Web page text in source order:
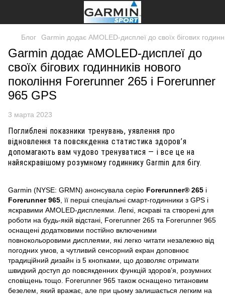
Блог Garmin додає AMOLED-дисплеї до своїх бігових
Garmin додає AMOLED-дисплеї до
своїх бігових годинників нового
покоління Forerunner 265 і Forerunner
965 GPS
3 марта 2023
Поглиблені показники тренувань, уявлення про
відновлення та повсякденна статистика здоров’я
допомагають вам чудово тренуватися — і все це на
найяскравішому розумному годиннику Garmin для бігу.
Garmin (NYSE: GRMN) анонсувала серію Forerunner® 265 і
Forerunner 965 , її перші спеціальні смарт-годинники з GPS і
яскравими AMOLED-дисплеями. Легкі, яскраві та створені для
роботи на будь-якій відстані, Forerunner 265 та Forerunner 965
оснащені додатковими постійно включеними
повнокольоровими дисплеями, які легко читати незалежно від
погодних умов, а чутливий сенсорний екран доповнює
традиційний дизайн із 5 кнопками, що дозволяє отримати
швидкий доступ до повсякденних функцій здоров’я, розумних
сповіщень тощо. Forerunner 965 також оснащено титановим
безелем, який вражає, але при цьому залишається легким на